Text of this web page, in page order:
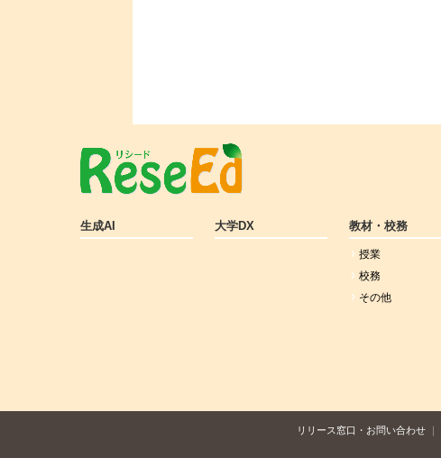
生成AI 大学DX 教材・校務
授業
校務
その他
リリース窓口・お問い合わせ